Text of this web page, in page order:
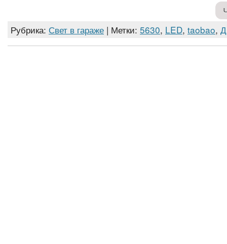
Рубрика: Свет в гараже | Метки: 5630, LED, taobao,